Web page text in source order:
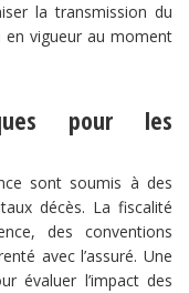
la transmission du
vigueur au moment
pour les
sont soumis à des
décès. La fiscalité
des conventions
avec l’assuré. Une
évaluer l’impact des